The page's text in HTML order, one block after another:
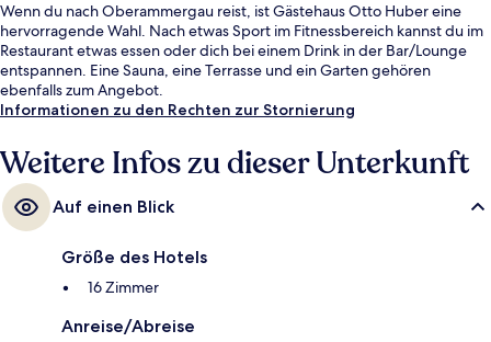
Wenn du nach Oberammergau reist, ist Gästehaus Otto Huber eine
hervorragende Wahl. Nach etwas Sport im Fitnessbereich kannst du im
Restaurant etwas essen oder dich bei einem Drink in der Bar/Lounge
entspannen. Eine Sauna, eine Terrasse und ein Garten gehören
ebenfalls zum Angebot.
Informationen zu den Rechten zur Stornierung
Weitere Infos zu dieser Unterkunft
Auf einen Blick
Größe des Hotels
16 Zimmer
Anreise/Abreise